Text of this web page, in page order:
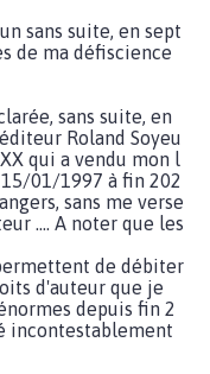
sans suite, en sept
de ma défiscience
sans suite, en
Roland Soyeu
qui a vendu mon l
01/1997 à fin 202
sans me verse
.... A noter que les
de débiter
d'auteur que je
depuis fin 2
incontestablement